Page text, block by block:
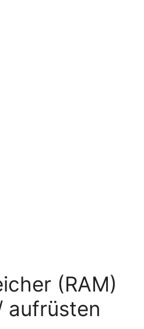
(RAM)
aufrüsten